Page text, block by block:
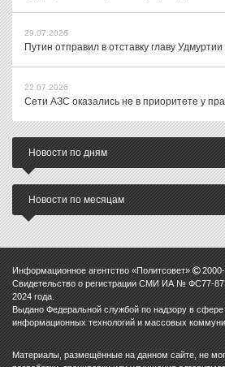
29.07.2026
Путин отправил в отставку главу
22.07.2026
Сети АЗС оказались не в приоритете у
Новости по дням
Новости по месяцам
Информационное агентство «Политсовет» 2000-
Свидетельство о регистрации СМИ ИА № ФС77-
2024 года.
Выдано Федеральной службой по надзору в сфере
информационных технологий и массовых
Материалы, размещённые на данном сайте, не